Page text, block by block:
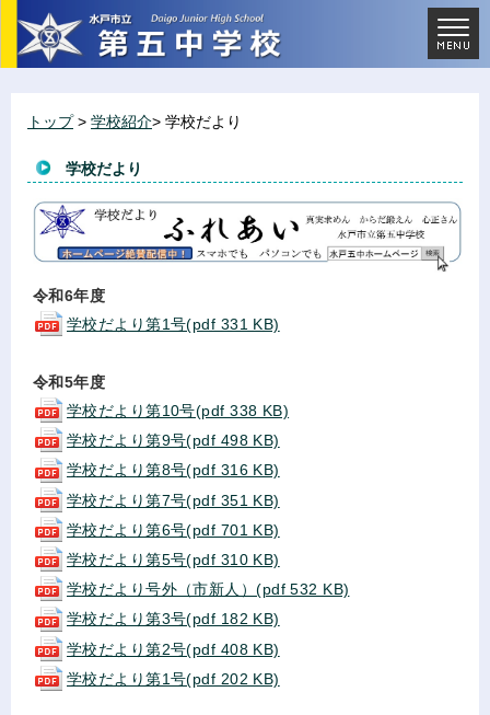
トップ> 学校紹介> 学校だより
学校だより
令和6年度
学校だより第1号(pdf 331 KB)
令和5年度
学校だより第10号(pdf 338 KB)
学校だより第9号(pdf 498 KB)
学校だより第8号(pdf 316 KB)
学校だより第7号(pdf 351 KB)
学校だより第6号(pdf 701 KB)
学校だより第5号(pdf 310 KB)
学校だより号外（市新人）(pdf 532 KB)
学校だより第3号(pdf 182 KB)
学校だより第2号(pdf 408 KB)
学校だより第1号(pdf 202 KB)